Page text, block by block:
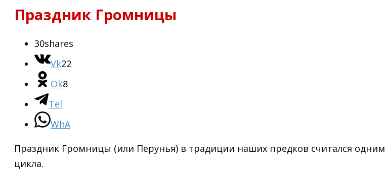
Праздник Громницы
30shares
Vk22
Ok8
Tel
WhA
Праздник Громницы (или Перунья) в традиции наших предков считался
цикла.